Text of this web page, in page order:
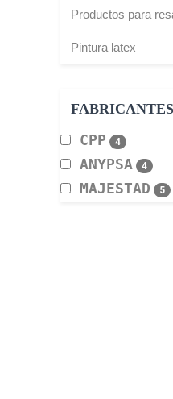
Productos para
Pintura latex
FABRICANTES
CPP 4
ANYPSA 4
MAJESTAD 5